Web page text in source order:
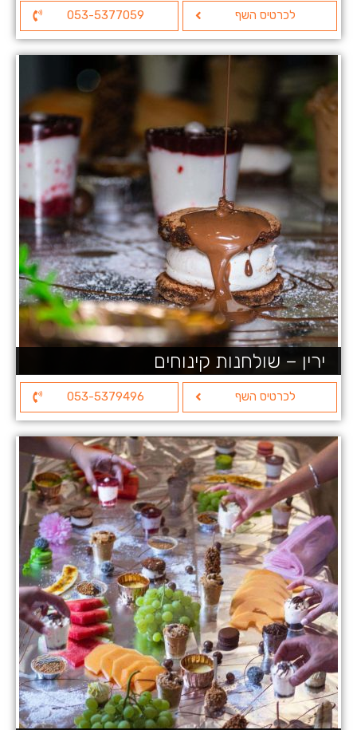
לכרטיס השף 053-5377059
ירין – שולחנות קינוחים
לכרטיס השף 053-5379496